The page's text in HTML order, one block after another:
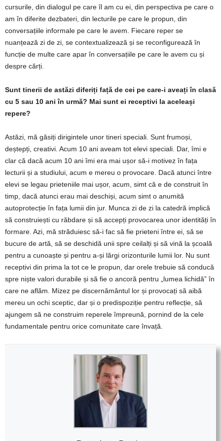
cursurile, din dialogul pe care îl am cu ei, din perspectiva pe care o
am în diferite dezbateri, din lecturile pe care le propun, din
conversațiile informale pe care le avem. Fiecare reper se
nuanțează zi de zi, se contextualizează și se reconfigurează în
funcție de multe care apar în conversațiile pe care le avem cu și
despre cărți.
Sunt tinerii de astăzi diferiți față de cei pe care-i aveați în clasă
cu 5 sau 10 ani în urmă? Mai sunt ei receptivi la aceleași
repere?
Astăzi, mă găsiți dirigintele unor tineri speciali. Sunt frumoși,
deștepți, creativi. Acum 10 ani aveam tot elevi speciali. Dar, îmi e
clar că dacă acum 10 ani îmi era mai ușor să-i motivez în fața
lecturii și a studiului, acum e mereu o provocare. Dacă atunci între
elevi se legau prieteniile mai ușor, acum, simt că e de construit în
timp, dacă atunci erau mai deschiși, acum simt o anumită
autoprotecție în fața lumii din jur. Munca zi de zi la catedră implică
să construiești cu răbdare și să accepți provocarea unor identități în
formare. Azi, mă străduiesc să-i fac să fie prieteni între ei, să se
bucure de artă, să se deschidă unii spre ceilalți și să vină la școală
pentru a cunoaște și pentru a-și lărgi orizonturile lumii lor. Nu sunt
receptivi din prima la tot ce le propun, dar orele trebuie să conducă
spre niște valori durabile și să fie o ancoră pentru „lumea lichidă” în
care ne aflăm. Mizez pe discernământul lor și provocați să aibă
mereu un ochi sceptic, dar și o predispoziție pentru reflecție, să
ajungem să ne construim reperele împreună, pornind de la cele
fundamentale pentru orice comunitate care învață.